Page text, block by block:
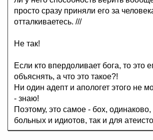
просто сразу приняли его за
отталкиваетесь. ///
Не так!
Если кто впердоливает бога, то это
объяснять, а что это такое?!
Ни один адепт и апологет этого не
- знаю!
Поэтому, это самое - бох, одинаково,
больных и идиотов, так и для